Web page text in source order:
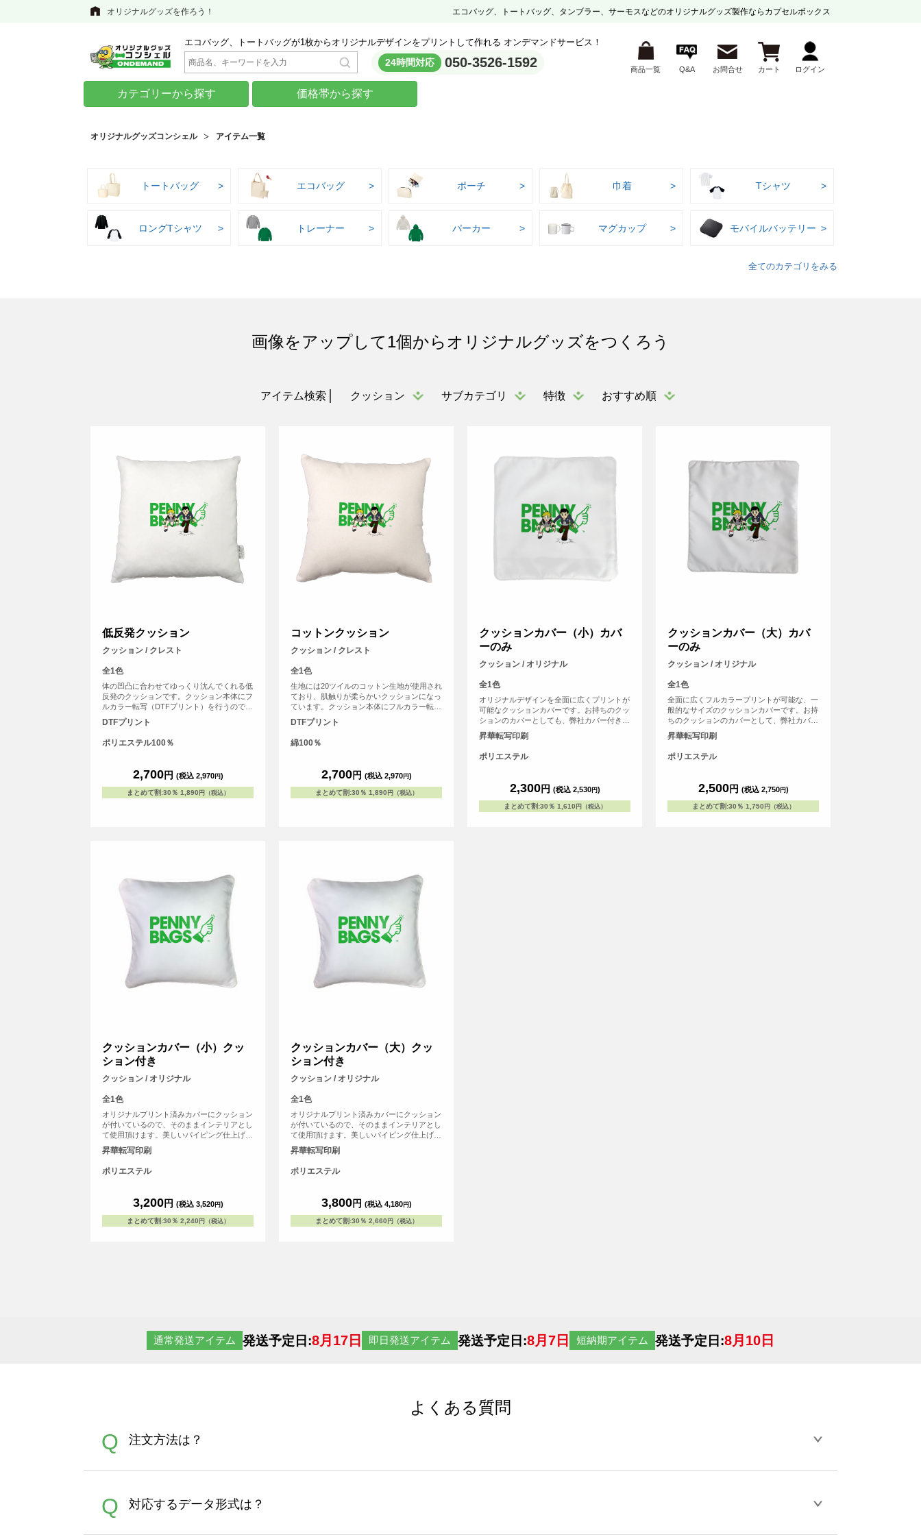
オリジナルグッズを作ろう！ エコバッグ、トートバッグ、タンブラー、サーモスなどのオリジナルグッズ製作ならカプセルボックス
エコバッグ、トートバッグが1枚からオリジナルデザインをプリントして作れる オンデマンドサービス！
24時間対応 050-3526-1592 商品一覧 Q&A お問合せ カート ログイン
カテゴリーから探す 価格帯から探す
オリジナルグッズコンシェル アイテム一覧
トートバッグ エコバッグ ポーチ 巾着 Tシャツ
ロングTシャツ トレーナー パーカー マグカップ モバイルバッテリー
全てのカテゴリをみる
画像をアップして1個からオリジナルグッズをつくろう
アイテム検索 クッション サブカテゴリ 特徴 おすすめ順
低反発クッション
クッション / クレスト
全1色
体の凹凸に合わせてゆっくり沈んでくれる低
反発のクッションです。クッション本体にフ
ルカラー転写（DTFプリント）を行うので、
写真やイラストなどくっきり印刷することが
できます。自分用に作るのはもちろん、プレ
ゼントにもおすすめのアイテムです。
DTFプリント
ポリエステル100％
2,700円 (税込 2,970円)
まとめて割:30％ 1,890 円（税込）
コットンクッション
クッション / クレスト
全1色
生地には20ツイルのコットン生地が使用され
ており、肌触りが柔らかいクッションになっ
ています。クッション本体にフルカラー転写
（DTFプリント）ができるので、写真やイラ
ストなど発色良いデザインも再現可能です。
自分用はもちろん、プレゼントにもおすすめ
のアイテムです。
DTFプリント
綿100％
2,700円 (税込 2,970円)
まとめて割:30％ 1,890 円（税込）
クッションカバー（小）カバ
ーのみ
クッション / オリジナル
全1色
オリジナルデザインを全面に広くプリントが
可能なクッションカバーです。お持ちのクッ
ションのカバーとしても、弊社カバー付きク
ッションの交換用カバーとしてもご使用頂け
ます。記念品としてお写真を大きく印刷する
のもおすすめです。
昇華転写印刷
ポリエステル
2,300円 (税込 2,530円)
まとめて割:30％ 1,610 円（税込）
クッションカバー（大）カバ
ーのみ
クッション / オリジナル
全1色
全面に広くフルカラープリントが可能な、一
般的なサイズのクッションカバーです。お持
ちのクッションのカバーとして、弊社カバー
付きクッションの交換用カバーとしてもご使
用頂けます。記念品として写真を大きく印刷
するのもおすすめです。
昇華転写印刷
ポリエステル
2,500円 (税込 2,750円)
まとめて割:30％ 1,750 円（税込）
クッションカバー（小）クッ
ション付き
クッション / オリジナル
全1色
オリジナルプリント済みカバーにクッション
が付いているので、そのままインテリアとし
て使用頂けます。美しいパイピング仕上げ
が、クッション全体を引き締め、高級感を演
出します。 ソファやベッドに置かれるクッ
ションとして小さめのサイズ感です。クッシ
ョンカバーの四辺にはパイピングが施されて
昇華転写印刷
ポリエステル
3,200円 (税込 3,520円)
まとめて割:30％ 2,240 円（税込）
クッションカバー（大）クッ
ション付き
クッション / オリジナル
全1色
オリジナルプリント済みカバーにクッション
が付いているので、そのままインテリアとし
て使用頂けます。美しいパイピング仕上げ
が、クッション全体を引き締め、高級感を演
出します。 ソファやベッドに置かれるクッ
ションとして一般的なサイズ感です。クッシ
ョンカバーの四辺にはパイピングが施されて
昇華転写印刷
ポリエステル
3,800円 (税込 4,180円)
まとめて割:30％ 2,660 円（税込）
通常発送アイテム 発送予定日:8月17日 即日発送アイテム 発送予定日:8月7日 短納期アイテム 発送予定日:8月10日
よくある質問
Q 注文方法は？
A
す。 30枚以上やシルク印刷など、大口注文の場合は、サポートが担当する
さい。製作する数量が多ければ多いほど、オンデマンドサービスよりも低価格で製作することが可能です。
Q 対応するデータ形式は？